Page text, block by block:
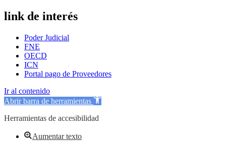
link de interés
Poder Judicial
FNE
OECD
ICN
Portal pago de Proveedores
Ir al contenido
Abrir barra de herramientas
Herramientas de accesibilidad
Aumentar texto